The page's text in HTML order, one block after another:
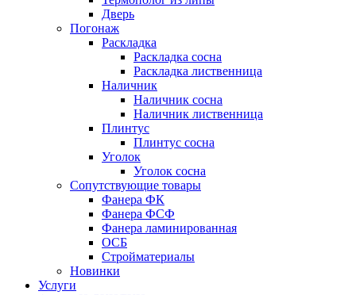
Дверь
Погонаж
Раскладка
Раскладка сосна
Раскладка лиственница
Наличник
Наличник сосна
Наличник лиственница
Плинтус
Плинтус сосна
Уголок
Уголок сосна
Сопутствующие товары
Фанера ФК
Фанера ФСФ
Фанера ламинированная
ОСБ
Стройматериалы
Новинки
Услуги